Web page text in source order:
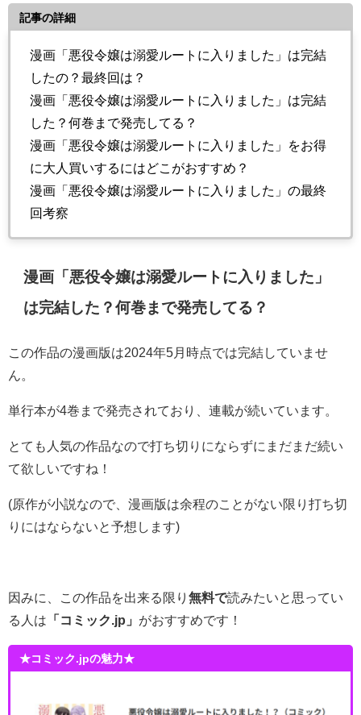
記事の詳細
漫画「悪役令嬢は溺愛ルートに入りました」は完結
したの？最終回は？
漫画「悪役令嬢は溺愛ルートに入りました」は完結
した？何巻まで発売してる？
漫画「悪役令嬢は溺愛ルートに入りました」をお得
に大人買いするにはどこがおすすめ？
漫画「悪役令嬢は溺愛ルートに入りました」の最終
回考察
漫画「悪役令嬢は溺愛ルートに入りました」
は完結した？何巻まで発売してる？
この作品の漫画版は2024年5月時点では完結していませ
ん。
単行本が4巻まで発売されており、連載が続いています。
とても人気の作品なので打ち切りにならずにまだまだ続い
て欲しいですね！
(原作が小説なので、漫画版は余程のことがない限り打ち切
りにはならないと予想します)
因みに、この作品を出来る限り 無料で読みたいと思ってい
る人は 「コミック.jp」 がおすすめです！
★コミック.jpの魅力★